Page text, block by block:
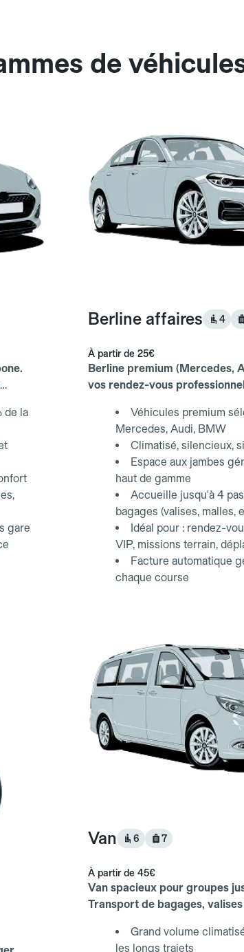
de
de la
gare
Berline affaires 4
À partir de 25€
Berline premium (Mercedes,
vos rendez-vous
Véhicules premium
Mercedes, Audi, BMW
Climatisé, silencieux,
Espace aux jambes
haut de gamme
Accueille jusqu'à 4
bagages (valises, malles,
Idéal pour : rendez-
VIP, missions terrain,
Facture automatique
chaque course
Van 6 7
À partir de 45€
Van spacieux pour groupes
Transport de bagages,
Grand volume
les longs trajets